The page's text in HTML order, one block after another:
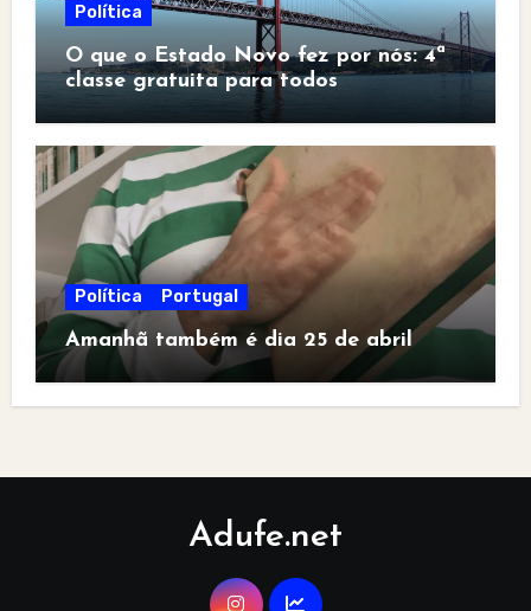
Política
O que o Estado Novo fez por nós: 4ª
classe gratuita para todos
Política Portugal
Amanhã também é dia 25 de abril
Adufe.net